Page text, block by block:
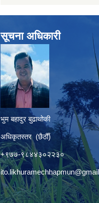
सूचना अधिकारी
भुम बहादुर बुढाथोकी
अधिकृतस्तर (छैठौँ)
+९७७-९८४४३०२२३०